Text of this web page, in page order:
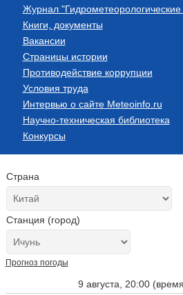
Журнал
Книги, документы
Вакансии
Страницы истории
Противодействие коррупции
Условия труда
Интервью о сайте Meteoinfo.ru
Научно-техническая библиотека
Конкурсы
Страна
Станция (город)
Прогноз погоды
9 августа, 20:00